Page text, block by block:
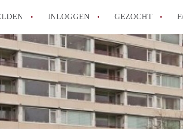
INLOGGEN GEZOCHT
How to translate
Wat is AppartementHaarlem?
Hoeveel kost het om te
Wat is de privacyverklaring van
Berekent AppartementHaarlem